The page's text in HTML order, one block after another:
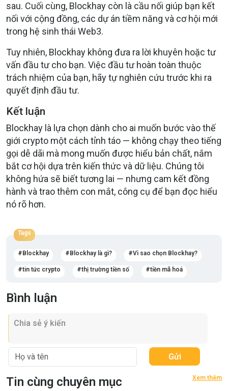
sau. Cuối cùng, Blockhay còn là cầu nối giúp bạn kết
nối với cộng đồng, các dự án tiềm năng và cơ hội mới
trong hệ sinh thái Web3.
Tuy nhiên, Blockhay không đưa ra lời khuyên hoặc tư
vấn đầu tư cho bạn. Việc đầu tư hoàn toàn thuộc
trách nhiệm của bạn, hãy tự nghiên cứu trước khi ra
quyết định đầu tư.
Kết luận
Blockhay là lựa chọn dành cho ai muốn bước vào thế
giới crypto một cách tỉnh táo — không chạy theo tiếng
gọi dễ dãi mà mong muốn được hiểu bản chất, nắm
bắt cơ hội dựa trên kiến thức và dữ liệu. Chúng tôi
không hứa sẽ biết tương lai — nhưng cam kết đồng
hành và trao thêm con mắt, công cụ để bạn đọc hiểu
nó rõ hơn.
Tags
Blockhay Blockhay là gì? Vì sao chọn Blockhay?
tin tức crypto thị trường tiền số tiền mã hoá
Bình luận
Gửi
Tin cùng chuyên mục Xem thêm